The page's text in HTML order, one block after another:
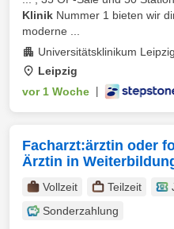
Klinik Nummer 1 bieten wir
moderne ...
Universitätsklinikum
Leipzig
vor 1 Woche
Facharzt:ärztin oder
Ärztin in
Vollzeit Teilzeit
Sonderzahlung